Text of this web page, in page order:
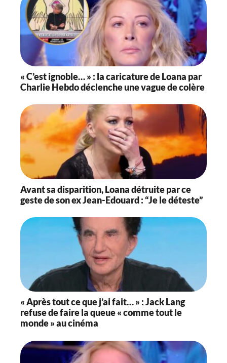
« C’est ignoble… » : la caricature de Loana par
Charlie Hebdo déclenche une vague de colère
Avant sa disparition, Loana détruite par ce
geste de son ex Jean-Edouard : “Je le déteste”
« Après tout ce que j’ai fait… » : Jack Lang
refuse de faire la queue « comme tout le
monde » au cinéma